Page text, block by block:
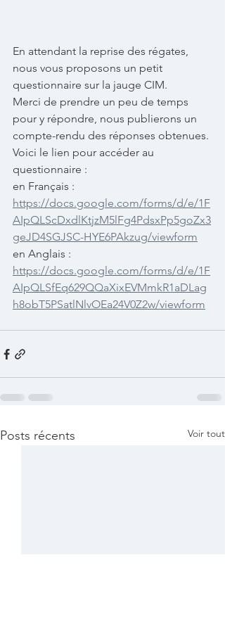
En attendant la reprise des régates,
nous vous proposons un petit
questionnaire sur la jauge CIM.
Merci de prendre un peu de temps
pour y répondre, nous publierons un
compte-rendu des réponses obtenues.
Voici le lien pour accéder au
questionnaire :
en Français :
https://docs.google.com/forms/d/e/1F
AIpQLScDxdlKtjzM5lFg4PdsxPp5goZx3
geJD4SGJSC-HYE6PAkzug/viewform
en Anglais :
https://docs.google.com/forms/d/e/1F
AIpQLSfEq629QQaXixEVMmkR1aDLag
h8obT5PSatlNlvOEa24V0Z2w/viewform
Posts récents Voir tout